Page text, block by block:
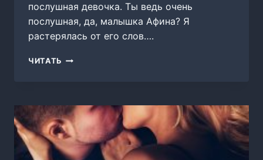
послушная девочка. Ты ведь очень
послушная, да, малышка Афина? Я
растерялась от его слов….
ЧИТАТЬ ВО